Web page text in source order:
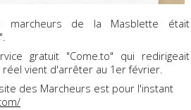
marcheurs de la Masblette était
gratuit "Come.to" qui redirigeait
vient d'arrêter au 1er février.
des Marcheurs est pour l'instant